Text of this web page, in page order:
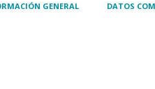
GENERAL DATOS